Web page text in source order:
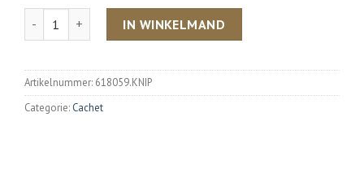
IN WINKELMAND
Artikelnummer: 618059.KNIP
Categorie: Cachet